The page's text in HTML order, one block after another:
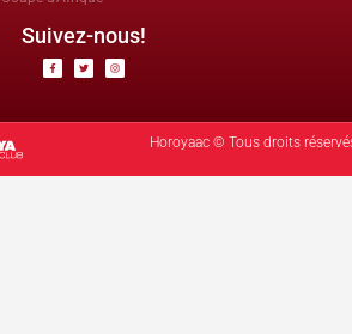
Suivez-nous!
Horoyaac © Tous droits